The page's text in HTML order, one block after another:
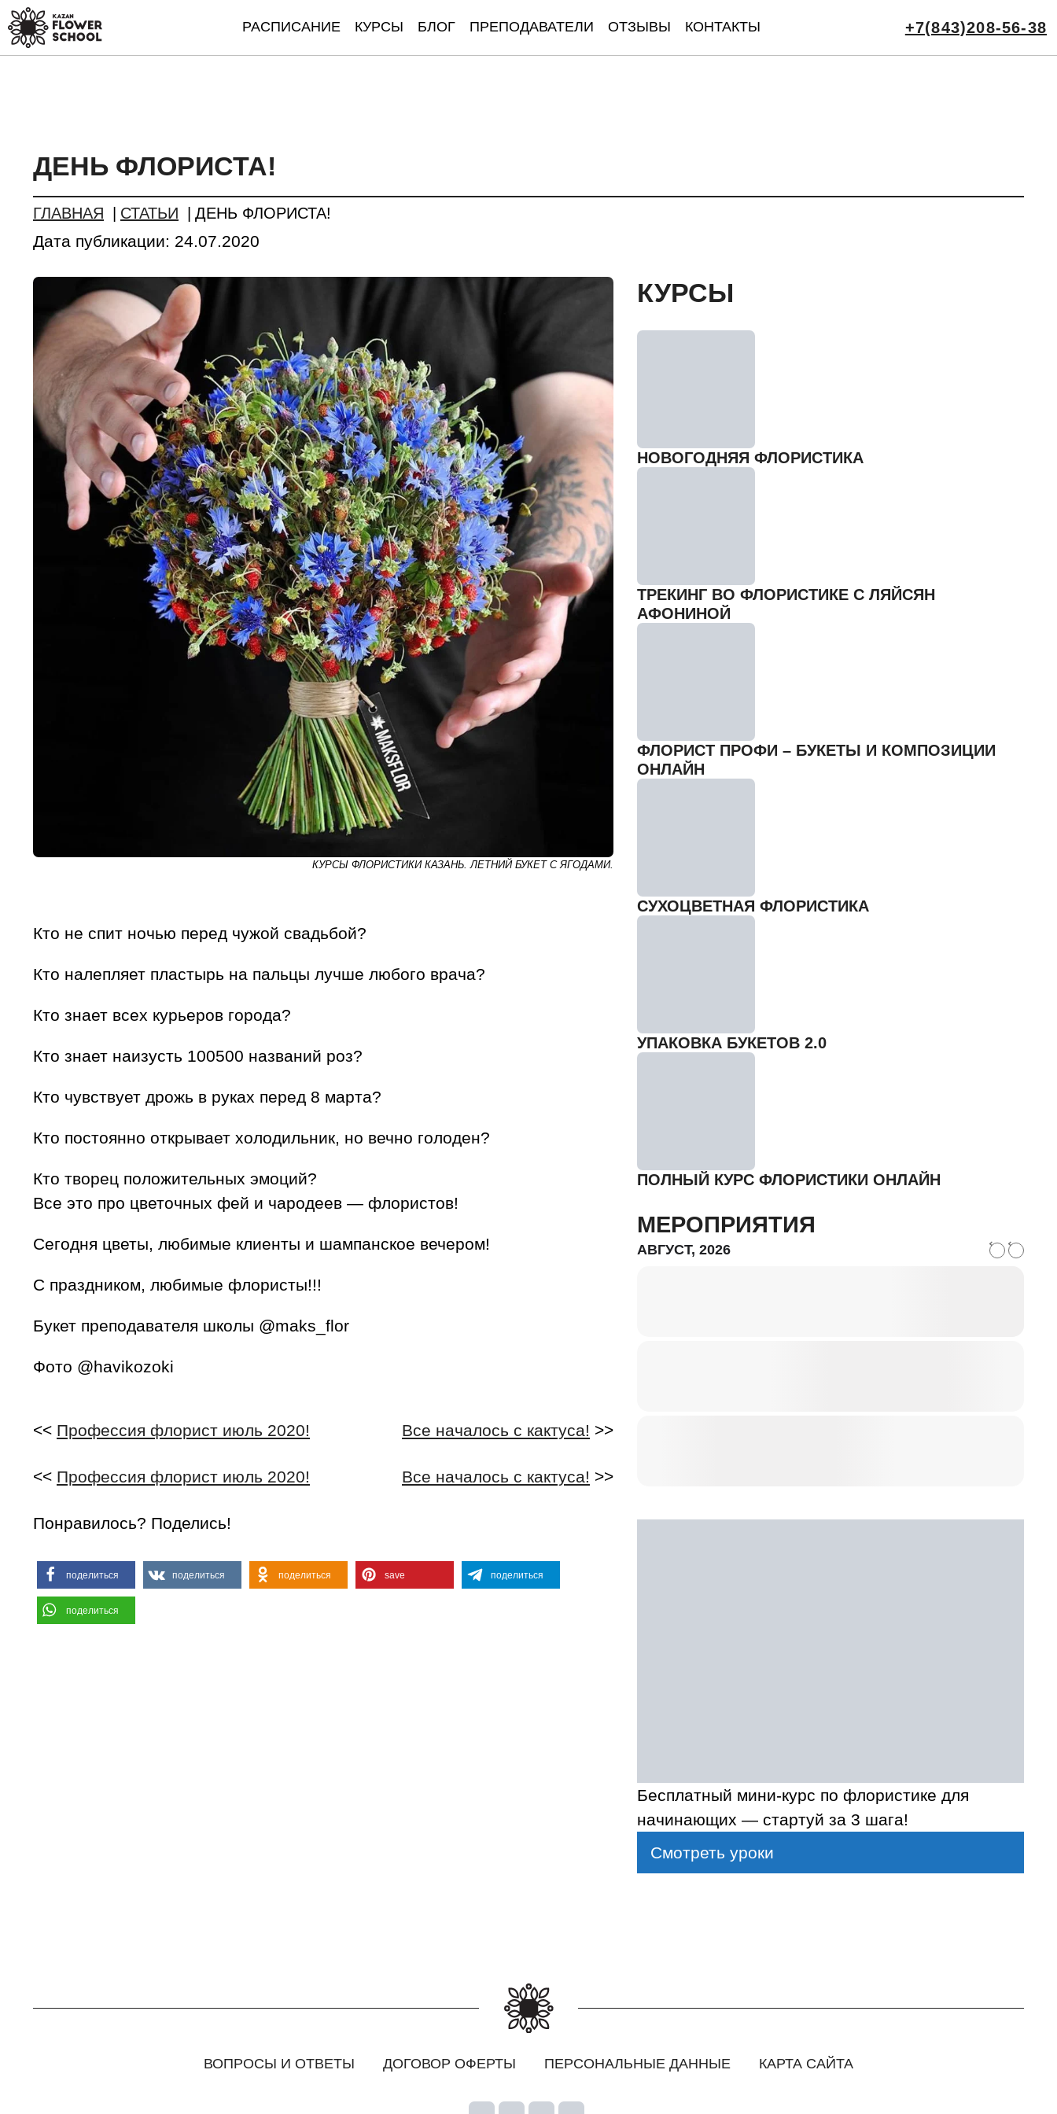
РАСПИСАНИЕ КУРСЫ БЛОГ ПРЕПОДАВАТЕЛИ ОТЗЫВЫ КОНТАКТЫ +7(843)208-56-38
ДЕНЬ ФЛОРИСТА!
ГЛАВНАЯ СТАТЬИ ДЕНЬ ФЛОРИСТА!
Дата публикации: 24.07.2020
КУРСЫ ФЛОРИСТИКИ КАЗАНЬ. ЛЕТНИЙ БУКЕТ С ЯГОДАМИ.
Кто не спит ночью перед чужой свадьбой?
Кто налепляет пластырь на пальцы лучше любого врача?
Кто знает всех курьеров города?
Кто знает наизусть 100500 названий роз?
Кто чувствует дрожь в руках перед 8 марта?
Кто постоянно открывает холодильник, но вечно голоден?
Кто творец положительных эмоций?
Все это про цветочных фей и чародеев — флористов!
Сегодня цветы, любимые клиенты и шампанское вечером!
С праздником, любимые флористы!!!
Букет преподавателя школы @maks_flor
Фото @havikozoki
<< Профессия флорист июль 2020! Все началось с кактуса! >>
<< Профессия флорист июль 2020! Все началось с кактуса! >>
Понравилось? Поделись!
поделиться поделиться поделиться save поделиться
поделиться
КУРСЫ
НОВОГОДНЯЯ ФЛОРИСТИКА
ТРЕКИНГ ВО ФЛОРИСТИКЕ С ЛЯЙСЯН
АФОНИНОЙ
ФЛОРИСТ ПРОФИ – БУКЕТЫ И КОМПОЗИЦИИ
ОНЛАЙН
СУХОЦВЕТНАЯ ФЛОРИСТИКА
УПАКОВКА БУКЕТОВ 2.0
ПОЛНЫЙ КУРС ФЛОРИСТИКИ ОНЛАЙН
МЕРОПРИЯТИЯ
АВГУСТ, 2026
Бесплатный мини-курс по флористике для
начинающих — стартуй за 3 шага!
Смотреть уроки
ВОПРОСЫ И ОТВЕТЫ ДОГОВОР ОФЕРТЫ ПЕРСОНАЛЬНЫЕ ДАННЫЕ КАРТА САЙТА